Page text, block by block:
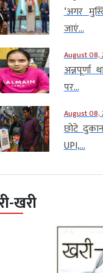
‘अगर
जाएं...
August 08,
अन्नपूर्णा
पर...
August 08,
छोटे
UPI,...
खरी